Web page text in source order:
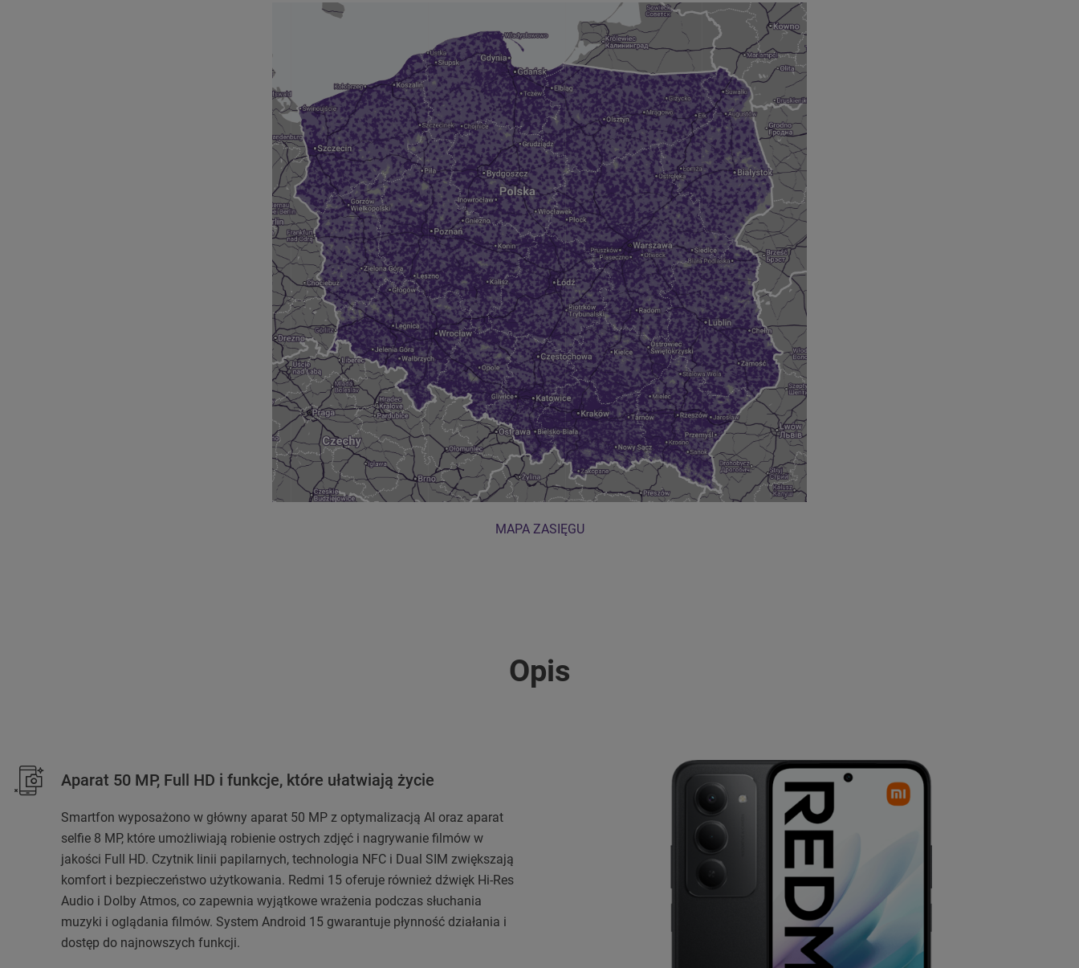
MAPA ZASIĘGU
Opis
Aparat 50 MP, Full HD i funkcje, które ułatwiają życie
Smartfon wyposażono w główny aparat 50 MP z optymalizacją AI oraz aparat
selfie 8 MP, które umożliwiają robienie ostrych zdjęć i nagrywanie filmów w
jakości Full HD. Czytnik linii papilarnych, technologia NFC i Dual SIM zwiększają
komfort i bezpieczeństwo użytkowania. Redmi 15 oferuje również dźwięk Hi-Res
Audio i Dolby Atmos, co zapewnia wyjątkowe wrażenia podczas słuchania
muzyki i oglądania filmów. System Android 15 gwarantuje płynność działania i
dostęp do najnowszych funkcji.